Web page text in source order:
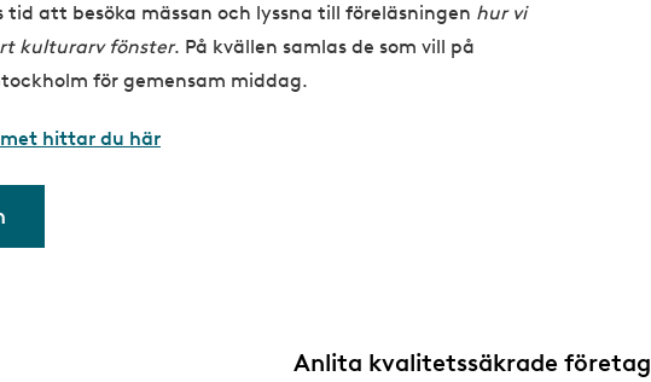
tid att besöka mässan och lyssna till föreläsningen hur vi
kulturarv fönster. På kvällen samlas de som vill på
för gemensam middag.
hittar du här
Anlita kvalitetssäkrade företag